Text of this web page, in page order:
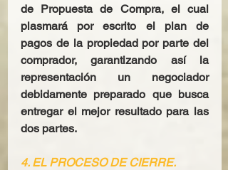
de Propuesta de Compra, el cual
plasmará por escrito el plan de
pagos de la propiedad por parte del
comprador, garantizando así la
representación un negociador
debidamente preparado que busca
entregar el mejor resultado para las
dos partes.
4. EL PROCESO DE CIERRE.